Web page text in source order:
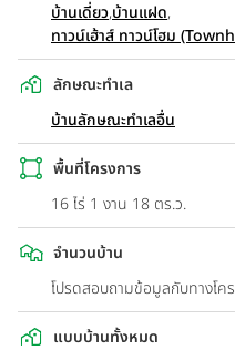
บ้านเดี่ยว,บ้านแฝด,
ทาวน์เฮ้าส์ ทาวน์โฮม
ลักษณะทำเล
บ้านลักษณะทำเลอื่น
พื้นที่โครงการ
16 ไร่ 1 งาน 18 ตร.ว.
จำนวนบ้าน
โปรดสอบถามข้อมูลกับทางโค
แบบบ้านทั้งหมด